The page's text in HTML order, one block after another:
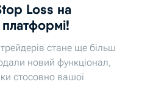
Loss на
стане ще більш
новий функціонал,
стосовно вашої